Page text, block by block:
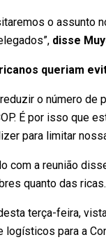
o assunto
disse
queriam
o número
É por isso que
para limitar
com a reunião
quanto das ricas.
terça-feira,
logísticos para a